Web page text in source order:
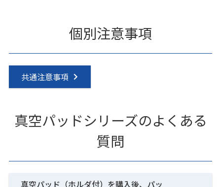
個別注意事項
共通注意事項
真空パッドシリーズのよくある
質問
真空パッド（ホルダ付）を購入後、パッ